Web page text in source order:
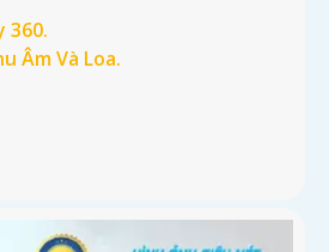
360.
Âm Và Loa.